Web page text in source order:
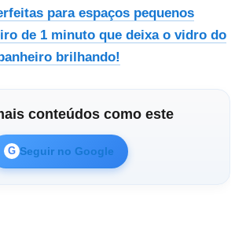
para espaços pequenos
de 1 minuto que deixa o vidro do
brilhando!
conteúdos como este
G Seguir no Google